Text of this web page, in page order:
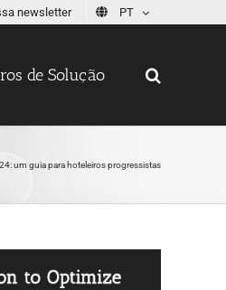
newsletter PT
de Solução
um guia para hoteleiros progressistas